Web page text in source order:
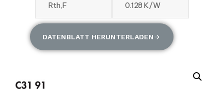
Rth,F 0.128 K/W
DATENBLATT HERUNTERLADEN